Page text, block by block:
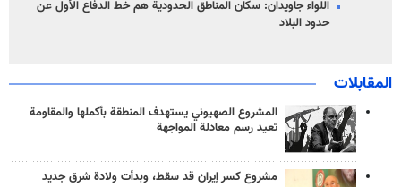
اللواء جاويدان: سكان المناطق الحدودية هم خط الدفاع الأول عن
حدود البلاد
المقابلات
المشروع الصهيوني يستهدف المنطقة بأكملها والمقاومة
تعيد رسم معادلة المواجهة
مشروع كسر إيران قد سقط، وبدأت ولادة شرق جديد